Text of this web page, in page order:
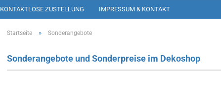
KONTAKTLOSE ZUSTELLUNG IMPRESSUM & KONTAKT
Startseite » Sonderangebote
Sonderangebote und Sonderpreise im Dekoshop